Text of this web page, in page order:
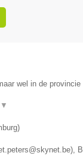
wel in de provincie
▼
)
,